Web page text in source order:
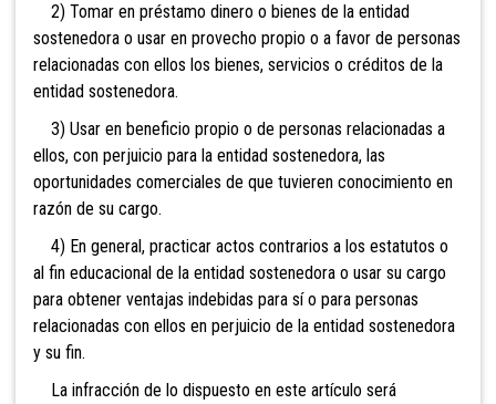
2) Tomar en préstamo dinero o bienes de la entidad
sostenedora o usar en provecho propio o a favor de personas
relacionadas con ellos los bienes, servicios o créditos de la
entidad sostenedora.
3) Usar en beneficio propio o de personas relacionadas a
ellos, con perjuicio para la entidad sostenedora, las
oportunidades comerciales de que tuvieren conocimiento en
razón de su cargo.
4) En general, practicar actos contrarios a los estatutos o
al fin educacional de la entidad sostenedora o usar su cargo
para obtener ventajas indebidas para sí o para personas
relacionadas con ellos en perjuicio de la entidad sostenedora
y su fin.
La infracción de lo dispuesto en este artículo será